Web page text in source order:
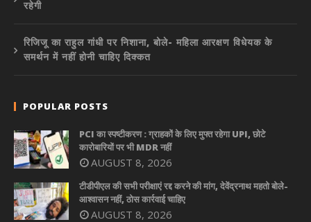
रहेगी
रिजिजू का राहुल गांधी पर निशाना, बोले- महिला आरक्षण विधेयक के
समर्थन में नहीं होनी चाहिए दिक्कत
POPULAR POSTS
PCI का स्पष्टीकरण : ग्राहकों के लिए मुफ्त रहेगा UPI, छोटे
कारोबारियों पर भी MDR नहीं
AUGUST 8, 2026
टीडीपीएल की सभी परीक्षाएं रद्द करने की मांग, देवेंद्रनाथ महतो बोले-
आश्वासन नहीं, ठोस कार्रवाई चाहिए
AUGUST 8, 2026